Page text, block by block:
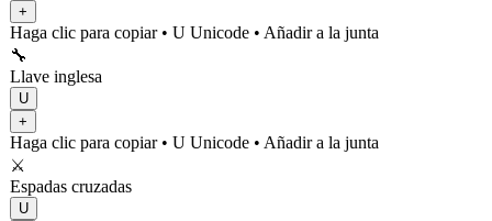
+
Haga clic para copiar• U Unicode • Añadir a la junta
🔧
Llave inglesa
U
+
Haga clic para copiar• U Unicode • Añadir a la junta
⚔️
Espadas cruzadas
U